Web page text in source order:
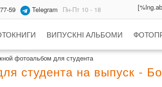
59 Telegram Пн-Пт 10 - 18
ВИПУСКНІ АЛЬБОМИ
фотоальбом для студента
студента на выпуск -